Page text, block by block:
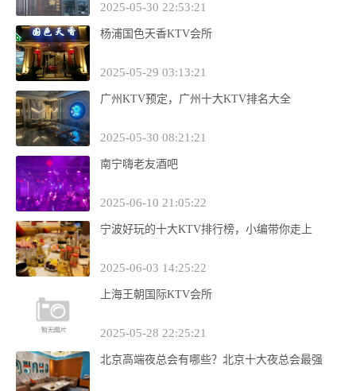
2025-05-30 22:53:21
杨浦国色天香KTV会所
2025-05-29 03:13:21
广州KTV预定，广州十大KTV排名大全
2025-05-30 08:21:21
南宁嗨老友酒吧
2025-06-10 21:05:22
宁波好玩的十大KTV排行榜，小编带你走上
2025-06-03 14:25:22
上海王朝国际KTV会所
2025-05-28 22:25:21
北京高端夜总会有哪些？北京十大夜总会最强